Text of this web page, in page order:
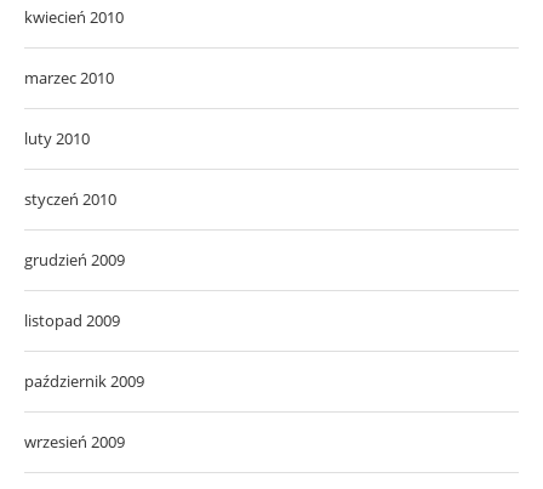
kwiecień 2010
marzec 2010
luty 2010
styczeń 2010
grudzień 2009
listopad 2009
październik 2009
wrzesień 2009